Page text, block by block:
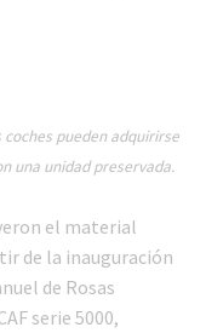
pueden adquirirse
una unidad preservada.
el material
de la inauguración
de Rosas
serie 5000,